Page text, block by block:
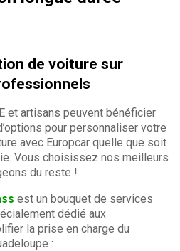
de voiture sur
et artisans peuvent bénéficier
pour personnaliser votre
avec Europcar quelle que soit
Vous choisissez nos meilleurs
du reste !
est un bouquet de services
dédié aux
la prise en charge du
: